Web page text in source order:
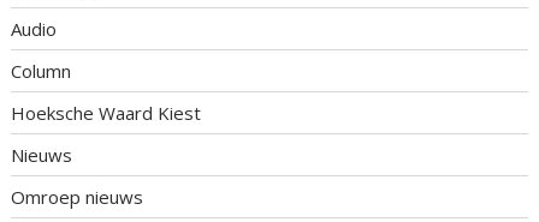
Audio
Column
Hoeksche Waard Kiest
Nieuws
Omroep nieuws